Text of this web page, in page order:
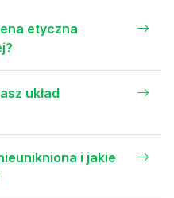
etyczna
układ
i jakie